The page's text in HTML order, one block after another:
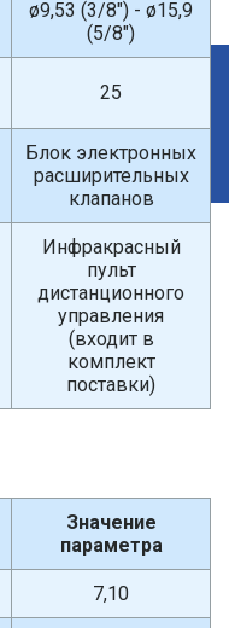
ø9,53 (3/8") - ø15,9
(5/8")
25
Блок электронных
расширительных
клапанов
Инфракрасный
пульт
дистанционного
управления
(входит в
комплект
поставки)
Значение
параметра
7,10